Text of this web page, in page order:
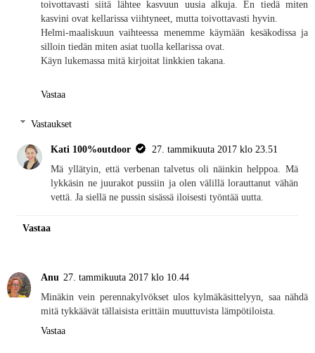
toivottavasti siitä lähtee kasvuun uusia alkuja. En tiedä miten
kasvini ovat kellarissa viihtyneet, mutta toivottavasti hyvin.
Helmi-maaliskuun vaihteessa menemme käymään kesäkodissa ja
silloin tiedän miten asiat tuolla kellarissa ovat.
Käyn lukemassa mitä kirjoitat linkkien takana.
Vastaa
Vastaukset
Kati 100%outdoor
27. tammikuuta 2017 klo 23.51
Mä yllätyin, että verbenan talvetus oli näinkin helppoa. Mä
lykkäsin ne juurakot pussiin ja olen välillä lorauttanut vähän
vettä. Ja siellä ne pussin sisässä iloisesti työntää uutta.
Vastaa
Anu 27. tammikuuta 2017 klo 10.44
Minäkin vein perennakylvökset ulos kylmäkäsittelyyn, saa nähdä
mitä tykkäävät tällaisista erittäin muuttuvista lämpötiloista.
Vastaa